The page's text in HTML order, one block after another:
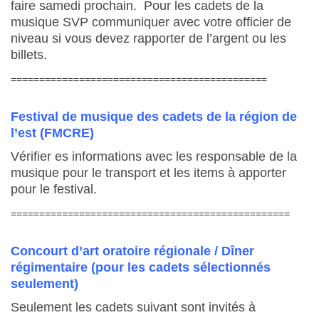
faire samedi prochain. Pour les cadets de la
musique SVP communiquer avec votre officier de
niveau si vous devez rapporter de l’argent ou les
billets.
=============================================
Festival de musique des cadets de la région de
l’est (FMCRE)
Vérifier es informations avec les responsable de la
musique pour le transport et les items à apporter
pour le festival.
=================================================
Concourt d’art oratoire régionale / Dîner
régimentaire (pour les cadets sélectionnés
seulement)
Seulement les cadets suivant sont invités à